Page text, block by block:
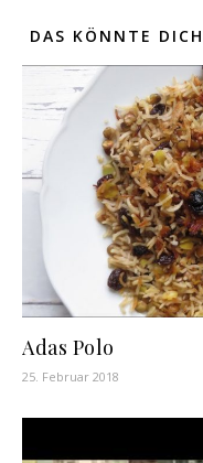
DAS KÖNNTE
Adas Polo
25. Februar 2018